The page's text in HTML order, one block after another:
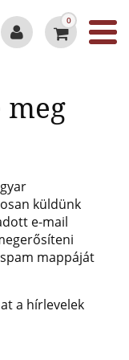
0
küldünk
e-mail
mappáját
a hírlevelek